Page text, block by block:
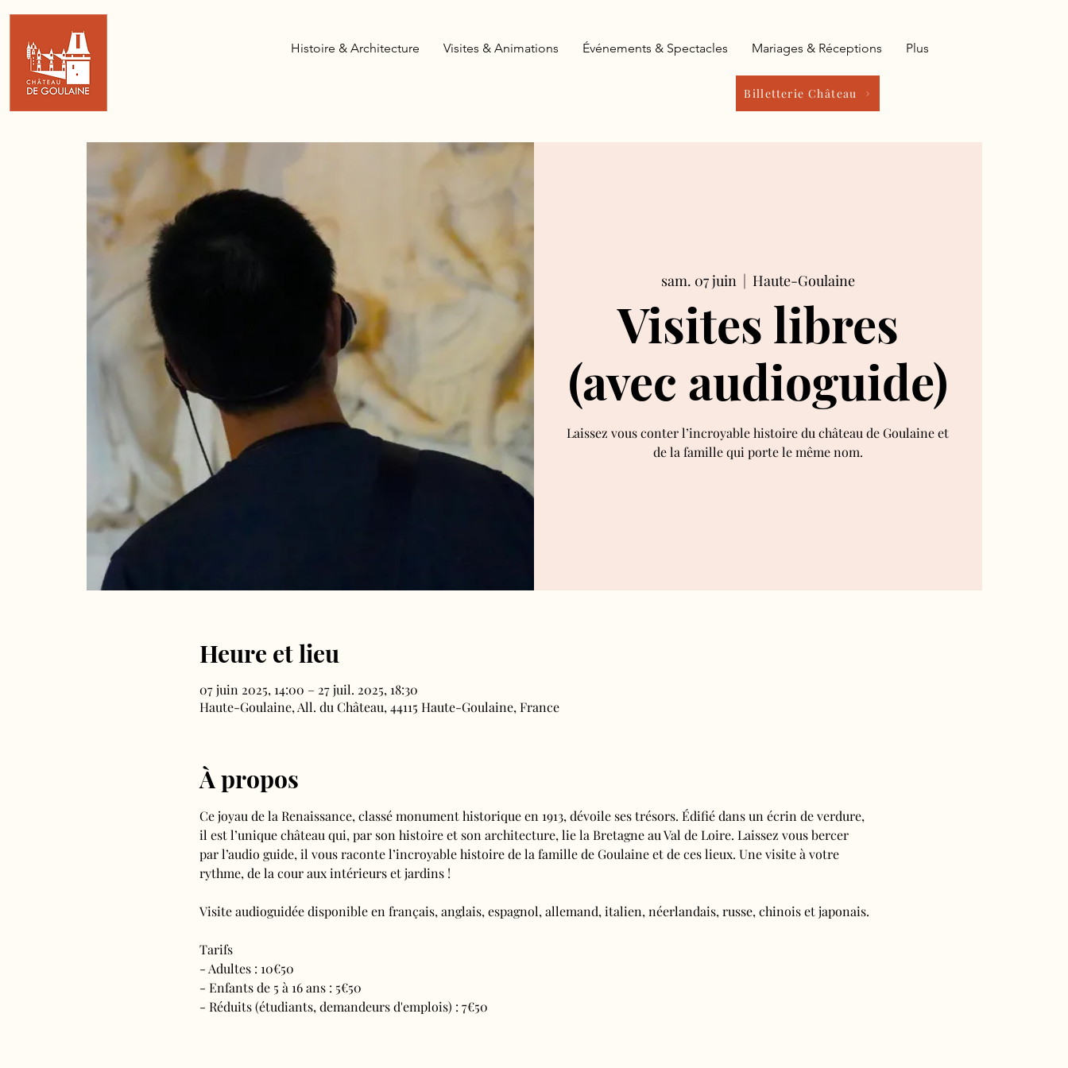
Billetterie Château
Histoire & Architecture Visites & Animations Événements & Spectacles Mariages & Réceptions Plus
sam. 07 juin
  |
Haute-Goulaine
Visites libres
(avec audioguide)
Laissez vous conter l’incroyable histoire du château de Goulaine et
de la famille qui porte le même nom.
Heure et lieu
07 juin 2025, 14:00 – 27 juil. 2025, 18:30
Haute-Goulaine, All. du Château, 44115 Haute-Goulaine, France
À propos
Ce joyau de la Renaissance, classé monument historique en 1913, dévoile ses trésors. Édifié dans un écrin de verdure,
il est l’unique château qui, par son histoire et son architecture, lie la Bretagne au Val de Loire. Laissez vous bercer
par l’audio guide, il vous raconte l’incroyable histoire de la famille de Goulaine et de ces lieux. Une visite à votre
rythme, de la cour aux intérieurs et jardins !
Visite audioguidée disponible en français, anglais, espagnol, allemand, italien, néerlandais, russe, chinois et japonais.
Tarifs
- Adultes : 10€50
- Enfants de 5 à 16 ans : 5€50
- Réduits (étudiants, demandeurs d'emplois) : 7€50